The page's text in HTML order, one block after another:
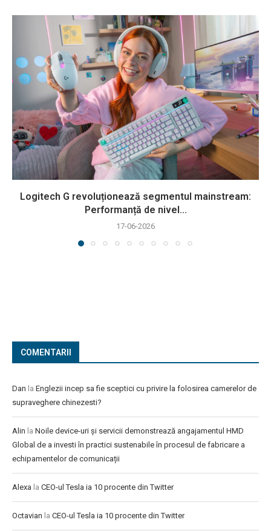
Logitech G revoluționează segmentul mainstream:
Performanță de nivel...
17-06-2026
COMENTARII
Dan la Englezii incep sa fie sceptici cu privire la folosirea camerelor de
supraveghere chinezesti?
Alin la Noile device-uri și servicii demonstrează angajamentul HMD
Global de a investi în practici sustenabile în procesul de fabricare a
echipamentelor de comunicații
Alexa la CEO-ul Tesla ia 10 procente din Twitter
Octavian la CEO-ul Tesla ia 10 procente din Twitter